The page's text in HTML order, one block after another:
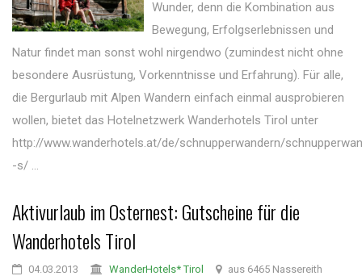
Wunder, denn die Kombination aus
Bewegung, Erfolgserlebnissen und
Natur findet man sonst wohl nirgendwo (zumindest nicht ohne
besondere Ausrüstung, Vorkenntnisse und Erfahrung). Für alle,
die Bergurlaub mit Alpen Wandern einfach einmal ausprobieren
wollen, bietet das Hotelnetzwerk Wanderhotels Tirol unter
http://www.wanderhotels.at/de/schnupperwandern/
-s/ ...
Aktivurlaub im Osternest: Gutscheine für die
Wanderhotels Tirol
04.03.2013 WanderHotels* Tirol aus 6465 Nassereith